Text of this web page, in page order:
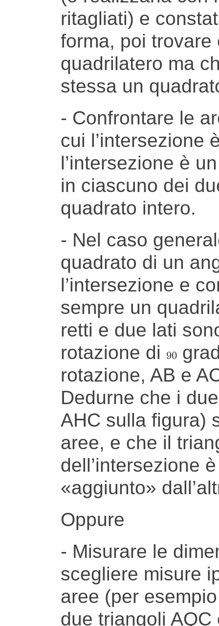
ritagliati) e
forma, poi
quadrilatero ma
stessa un
- Confrontare le
cui l’intersezione
l’intersezione è
in ciascuno dei
quadrato intero.
- Nel caso
quadrato di un
l’intersezione e
sempre un
retti e due lati
rotazione di 90
90
rotazione, AB e
Dedurne che i
AHC sulla figura)
aree, e che il
dell’intersezione
«aggiunto»
Oppure
- Misurare le
scegliere misure
aree (per
due triangoli